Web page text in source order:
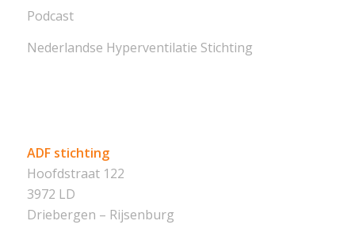
Podcast
Nederlandse Hyperventilatie Stichting
ADF stichting
Hoofdstraat 122
3972 LD
Driebergen – Rijsenburg